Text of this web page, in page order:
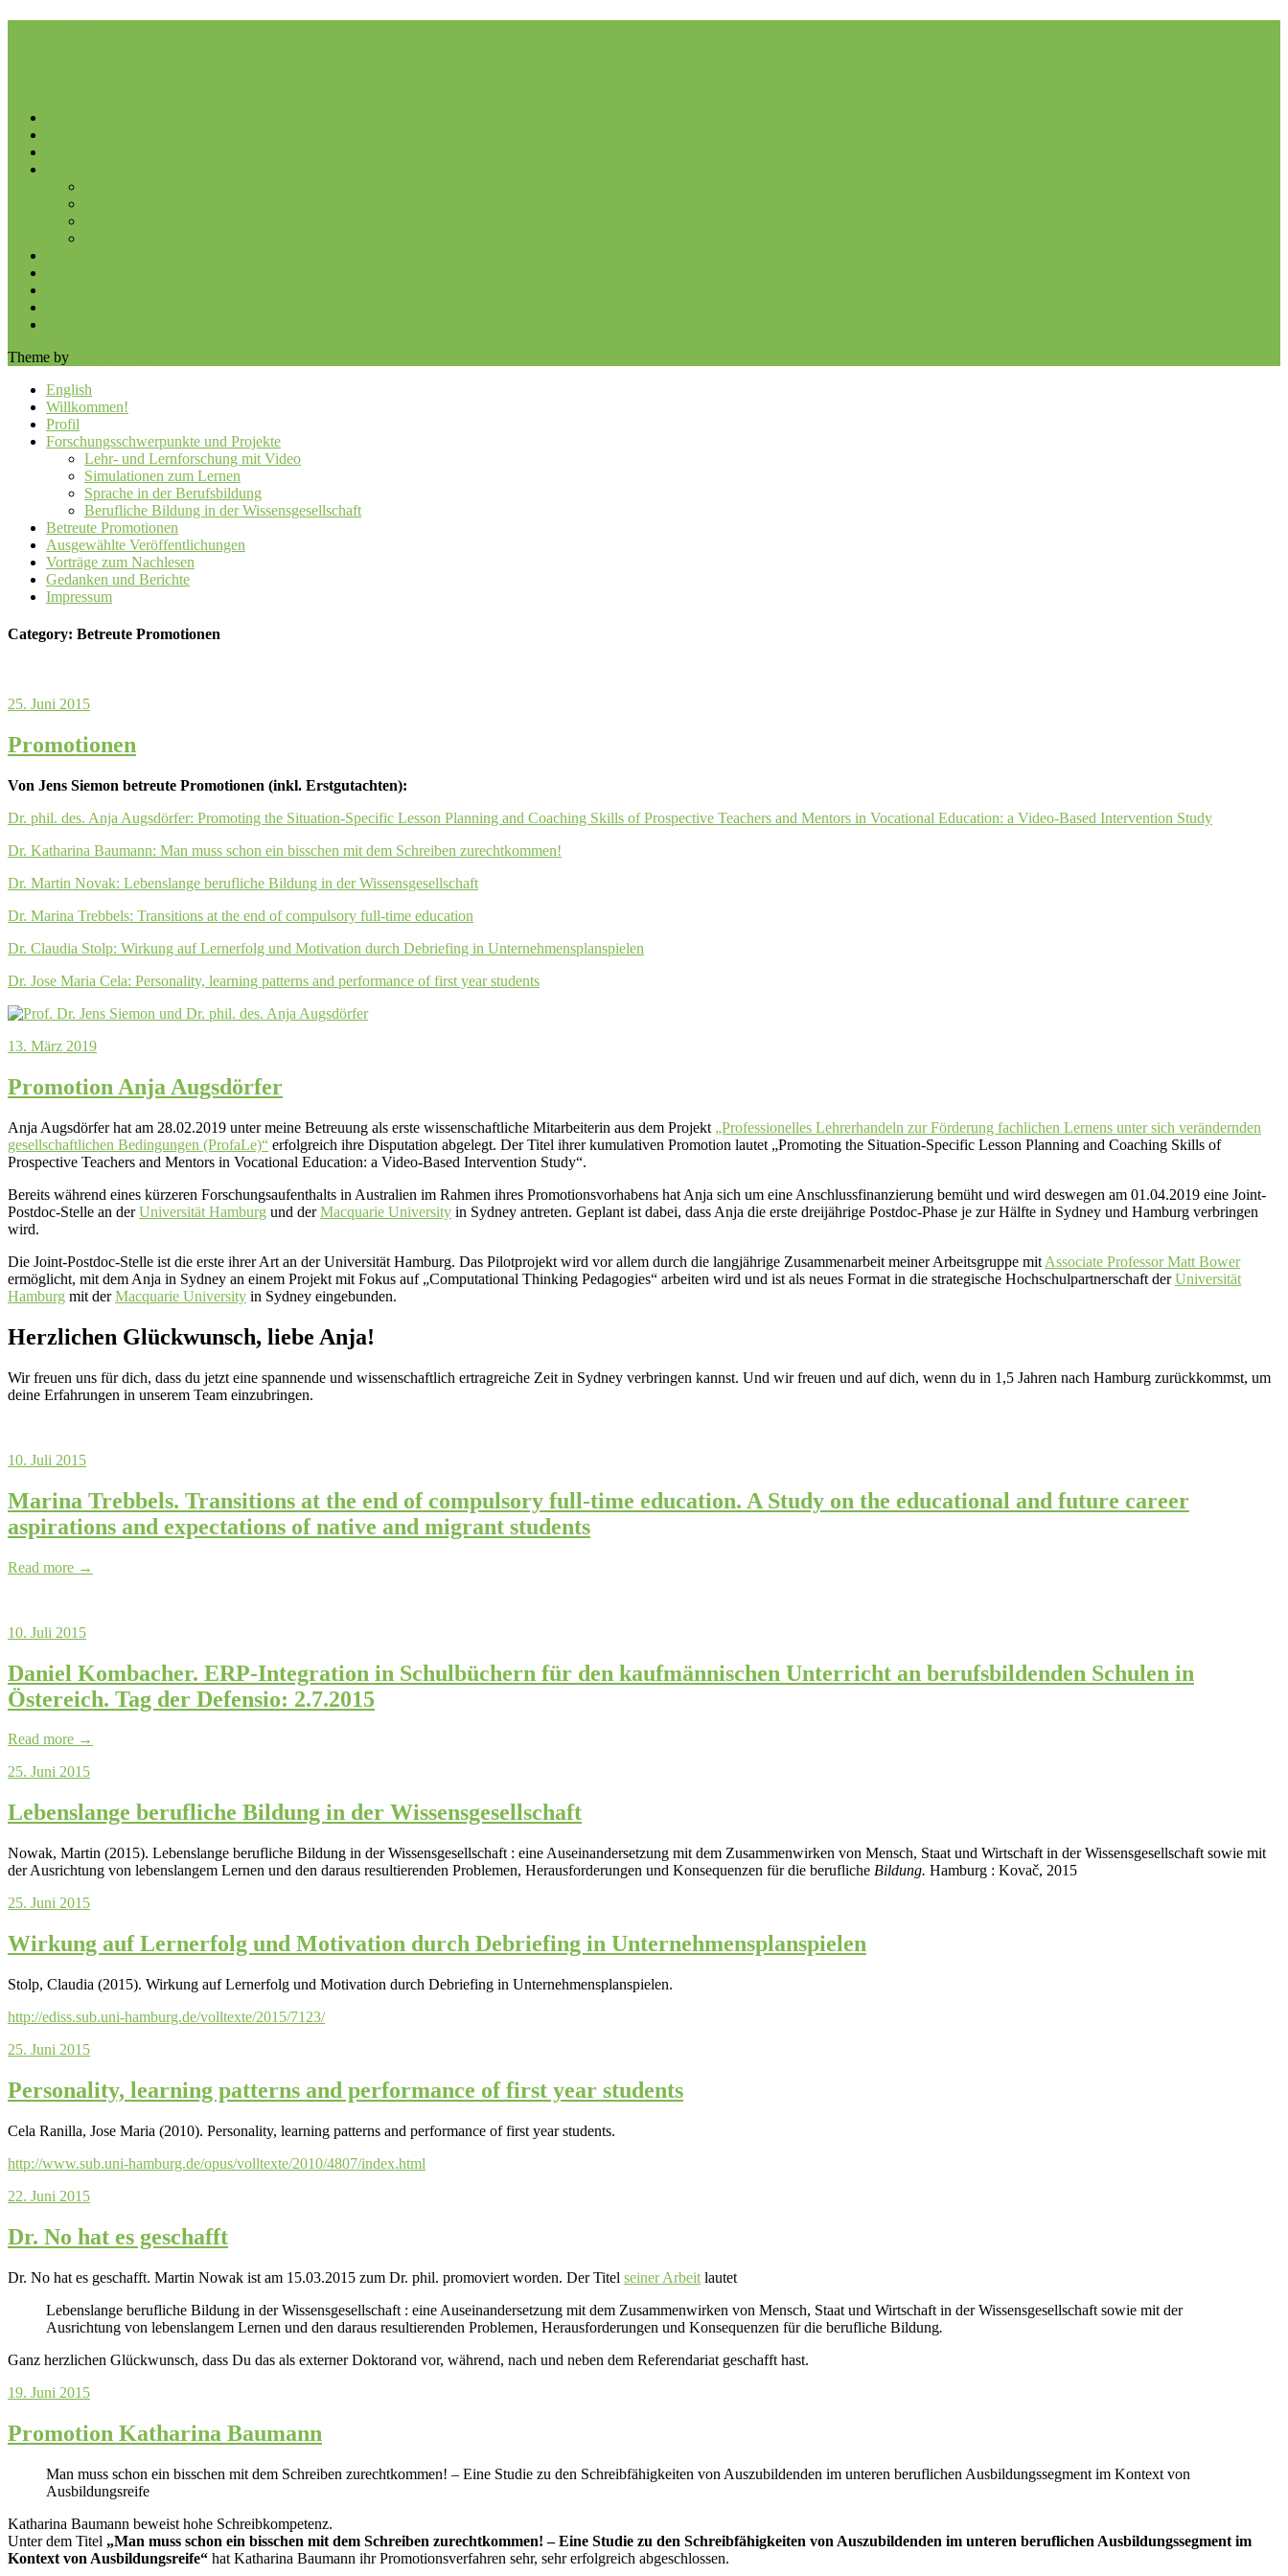
Theme by
English
Willkommen!
Profil
Forschungsschwerpunkte und Projekte
Lehr- und Lernforschung mit Video
Simulationen zum Lernen
Sprache in der Berufsbildung
Berufliche Bildung in der Wissensgesellschaft
Betreute Promotionen
Ausgewählte Veröffentlichungen
Vorträge zum Nachlesen
Gedanken und Berichte
Impressum
Category: Betreute Promotionen
25. Juni 2015
Promotionen
Von Jens Siemon betreute Promotionen (inkl. Erstgutachten):
Dr. phil. des. Anja Augsdörfer: Promoting the Situation-Specific Lesson Planning and Coaching Skills of Prospective Teachers and Mentors in Vocational Education: a Video-Based Intervention Study
Dr. Katharina Baumann: Man muss schon ein bisschen mit dem Schreiben zurechtkommen!
Dr. Martin Novak: Lebenslange berufliche Bildung in der Wissensgesellschaft
Dr. Marina Trebbels: Transitions at the end of compulsory full-time education
Dr. Claudia Stolp: Wirkung auf Lernerfolg und Motivation durch Debriefing in Unternehmensplanspielen
Dr. Jose Maria Cela: Personality, learning patterns and performance of first year students
13. März 2019
Promotion Anja Augsdörfer
Anja Augsdörfer hat am 28.02.2019 unter meine Betreuung als erste wissenschaftliche Mitarbeiterin aus dem Projekt „Professionelles Lehrerhandeln zur Förderung fachlichen Lernens unter sich verändernden
gesellschaftlichen Bedingungen (ProfaLe)“ erfolgreich ihre Disputation abgelegt. Der Titel ihrer kumulativen Promotion lautet „Promoting the Situation-Specific Lesson Planning and Coaching Skills of
Prospective Teachers and Mentors in Vocational Education: a Video-Based Intervention Study“.
Bereits während eines kürzeren Forschungsaufenthalts in Australien im Rahmen ihres Promotionsvorhabens hat Anja sich um eine Anschlussfinanzierung bemüht und wird deswegen am 01.04.2019 eine Joint-
Postdoc-Stelle an derUniversität Hamburg und derMacquarie University in Sydney antreten. Geplant ist dabei, dass Anja die erste dreijährige Postdoc-Phase je zur Hälfte in Sydney und Hamburg verbringen
wird.
Die Joint-Postdoc-Stelle ist die erste ihrer Art an der Universität Hamburg. Das Pilotprojekt wird vor allem durch die langjährige Zusammenarbeit meiner Arbeitsgruppe mit Associate Professor Matt Bower
ermöglicht, mit dem Anja in Sydney an einem Projekt mit Fokus auf „Computational Thinking Pedagogies“ arbeiten wird und ist als neues Format in die strategische Hochschulpartnerschaft derUniversität
Hamburg mit derMacquarie University in Sydney eingebunden.
Herzlichen Glückwunsch, liebe Anja!
Wir freuen uns für dich, dass du jetzt eine spannende und wissenschaftlich ertragreiche Zeit in Sydney verbringen kannst. Und wir freuen und auf dich, wenn du in 1,5 Jahren nach Hamburg zurückkommst, um
deine Erfahrungen in unserem Team einzubringen.
10. Juli 2015
Marina Trebbels. Transitions at the end of compulsory full-time education. A Study on the educational and future career
aspirations and expectations of native and migrant students
Read more →
10. Juli 2015
Daniel Kombacher. ERP-Integration in Schulbüchern für den kaufmännischen Unterricht an berufsbildenden Schulen in
Östereich. Tag der Defensio: 2.7.2015
Read more →
25. Juni 2015
Lebenslange berufliche Bildung in der Wissensgesellschaft
Nowak, Martin (2015). Lebenslange berufliche Bildung in der Wissensgesellschaft : eine Auseinandersetzung mit dem Zusammenwirken von Mensch, Staat und Wirtschaft in der Wissensgesellschaft sowie mit
der Ausrichtung von lebenslangem Lernen und den daraus resultierenden Problemen, Herausforderungen und Konsequenzen für die berufliche Bildung. Hamburg : Kovač, 2015
25. Juni 2015
Wirkung auf Lernerfolg und Motivation durch Debriefing in Unternehmensplanspielen
Stolp, Claudia (2015). Wirkung auf Lernerfolg und Motivation durch Debriefing in Unternehmensplanspielen.
http://ediss.sub.uni-hamburg.de/volltexte/2015/7123/
25. Juni 2015
Personality, learning patterns and performance of first year students
Cela Ranilla, Jose Maria (2010). Personality, learning patterns and performance of first year students.
http://www.sub.uni-hamburg.de/opus/volltexte/2010/4807/index.html
22. Juni 2015
Dr. No hat es geschafft
Dr. No hat es geschafft. Martin Nowak ist am 15.03.2015 zum Dr. phil. promoviert worden. Der Titel seiner Arbeit lautet
Lebenslange berufliche Bildung in der Wissensgesellschaft : eine Auseinandersetzung mit dem Zusammenwirken von Mensch, Staat und Wirtschaft in der Wissensgesellschaft sowie mit der
Ausrichtung von lebenslangem Lernen und den daraus resultierenden Problemen, Herausforderungen und Konsequenzen für die berufliche Bildung.
Ganz herzlichen Glückwunsch, dass Du das als externer Doktorand vor, während, nach und neben dem Referendariat geschafft hast.
19. Juni 2015
Promotion Katharina Baumann
Man muss schon ein bisschen mit dem Schreiben zurechtkommen! – Eine Studie zu den Schreibfähigkeiten von Auszubildenden im unteren beruflichen Ausbildungssegment im Kontext von
Ausbildungsreife
Katharina Baumann beweist hohe Schreibkompetenz.
Unter dem Titel „Man muss schon ein bisschen mit dem Schreiben zurechtkommen! – Eine Studie zu den Schreibfähigkeiten von Auszubildenden im unteren beruflichen Ausbildungssegment im
Kontext von Ausbildungsreife“ hat Katharina Baumann ihr Promotionsverfahren sehr, sehr erfolgreich abgeschlossen.